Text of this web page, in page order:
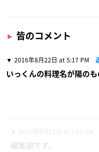
皆のコメント
2016年8月22日 at 5:17 PM
いっくんの料理名が陽の
2016年8月22日 at 7:08 PM
編集部です。